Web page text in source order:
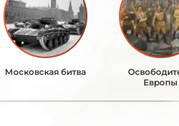
Московская битва
Европы